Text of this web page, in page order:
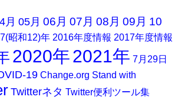
月 05月 06月 07月 08月 09月 10
昭和12)年 2016年度情報 2017年度情報
2020年2021年 7月29日
19 Change.org Stand with
Twitterネタ Twitter便利ツール集